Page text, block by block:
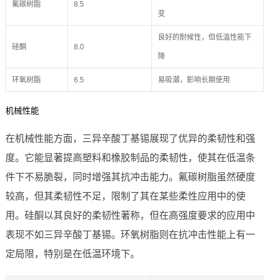
氟碳树脂 8.5
变
硅酮 8.0
良好的耐候性，但低温性能下
降
环氧树脂 6.5 易吸潮，影响长期使用
机械性能
在机械性能方面，三异辛酸丁基锡展现了优异的柔韧性和强
度。它能显著提高塑料和橡胶制品的柔韧性，使其在低温条
件下不易脆裂，同时增强其抗冲击能力。氟碳树脂虽然硬度
较高，但其柔韧性不足，限制了其在某些柔性应用中的使
用。硅酮以其良好的柔韧性著称，但在高强度要求的应用中
表现不如三异辛酸丁基锡。环氧树脂则在抗冲击性能上有一
定局限，特别是在低温环境下。